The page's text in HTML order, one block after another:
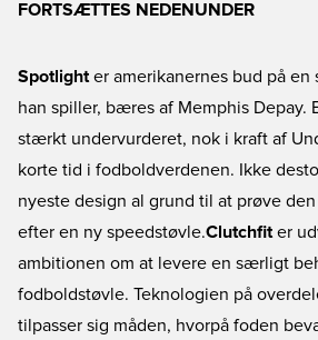
FORTSÆTTES NEDENUNDER
Spotlight er amerikanernes bud på en
han spiller, bæres af Memphis Depay.
stærkt undervurderet, nok i kraft af
korte tid i fodboldverdenen. Ikke
nyeste design al grund til at prøve
efter en ny speedstøvle.Clutchfit er
ambitionen om at levere en særligt
fodboldstøvle. Teknologien på
tilpasser sig måden, hvorpå foden